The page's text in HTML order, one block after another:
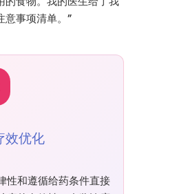
意事项清单。”
效优化
性和遵循给药条件直接